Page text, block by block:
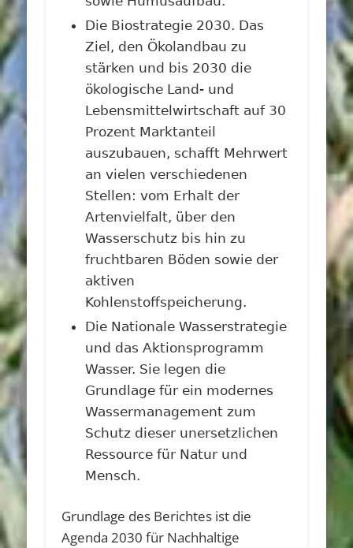
Die Biostrategie 2030. Das
Ziel, den Ökolandbau zu
stärken und bis 2030 die
ökologische Land- und
Lebensmittelwirtschaft auf 30
Prozent Marktanteil
auszubauen, schafft Mehrwert
an vielen verschiedenen
Stellen: vom Erhalt der
Artenvielfalt, über den
Wasserschutz bis hin zu
fruchtbaren Böden sowie der
aktiven
Kohlenstoffspeicherung.
Die Nationale Wasserstrategie
und das Aktionsprogramm
Wasser. Sie legen die
Grundlage für ein modernes
Wassermanagement zum
Schutz dieser unersetzlichen
Ressource für Natur und
Mensch.
Grundlage des Berichtes ist die
Agenda 2030 für Nachhaltige